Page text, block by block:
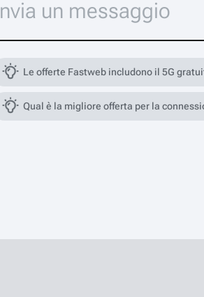
Le offerte Fastweb includono il 5G
Qual è la migliore offerta per la